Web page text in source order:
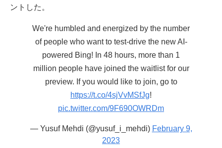
ントした。
We're humbled and energized by the number
of people who want to test-drive the new AI-
powered Bing! In 48 hours, more than 1
million people have joined the waitlist for our
preview. If you would like to join, go to
https://t.co/4sjVvMSfJg!
pic.twitter.com/9F690OWRDm
— Yusuf Mehdi (@yusuf_i_mehdi) February 9,
2023